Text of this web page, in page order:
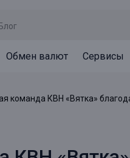
Блог
Система
Архив
Кешбэк
Обмен валют
Сервисы
команда КВН «Вятка»